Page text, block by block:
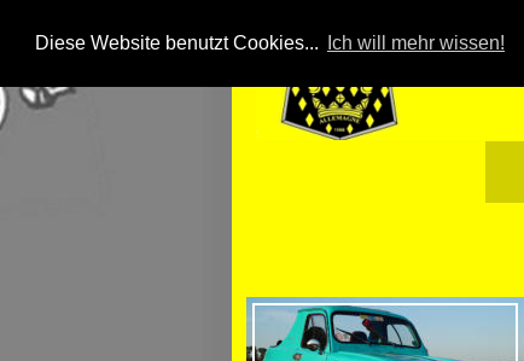
Diese Website benutzt Cookies... Ich will mehr wissen!